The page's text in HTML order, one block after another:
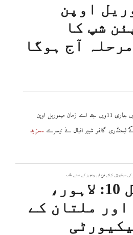
اوپن
شپ کا
آج ہوگا
لاہور: لاہور جمخانہ گالف کلب میں جاری 11ویں جے اے زمان میموریل اوپن
گالفر شبیر اقبال نے تیسرے ..مزید
پی ایس ایل 10: لاہور،
اور ملتان کے